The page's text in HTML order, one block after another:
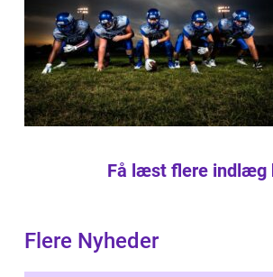
Få læst flere indlæg
Flere Nyheder